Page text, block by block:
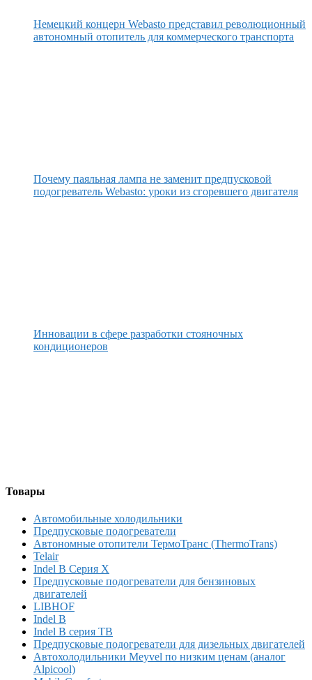
Немецкий концерн Webasto представил революционный
автономный отопитель для коммерческого транспорта
Почему паяльная лампа не заменит предпусковой
подогреватель Webasto: уроки из сгоревшего двигателя
Инновации в сфере разработки стояночных
кондиционеров
Товары
Автомобильные холодильники
Предпусковые подогреватели
Автономные отопители ТермоТранс (ThermoTrans)
Telair
Indel B Серия X
Предпусковые подогреватели для бензиновых
двигателей
LIBHOF
Indel B
Indel B серия TB
Предпусковые подогреватели для дизельных двигателей
Автохолодильники Meyvel по низким ценам (аналог
Alpicool)